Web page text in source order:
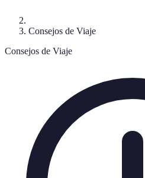
Consejos de Viaje
Consejos de Viaje